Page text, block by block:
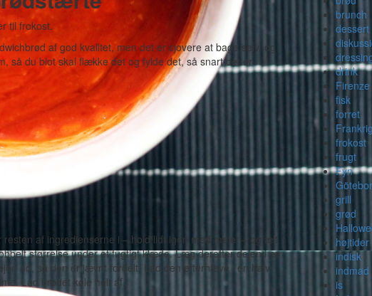
til frokost.
af god kvalitet, men det er sjovere at bage selv, og
så du blot skal flække det og fylde det, så snart det er
af ingredienserne i – hold lidt igen med melet – og ælt
størrelse under et fugtigt klæde. Læg derefter dejen i en
ud, så den er jævnt fordelt. Lad den efterhæve i en halv
Lad brødet køle helt af.
brunch
dessert
drink
Firenze
fisk
forret
Frankrig
frokost
frugt
Fyn
grill
grød
højtider
indisk
indmad
is